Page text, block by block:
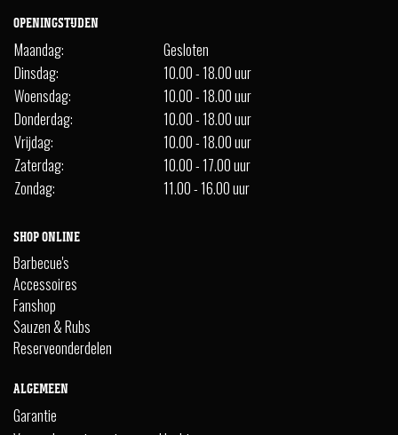
OPENINGSTIJDEN
Maandag:
Gesloten
Dinsdag:
10.00 - 18.00 uur
Woensdag:
10.00 - 18.00 uur
Donderdag:
10.00 - 18.00 uur
Vrijdag:
10.00 - 18.00 uur
Zaterdag:
10.00 - 17.00 uur
Zondag:
11.00 - 16.00 uur
SHOP ONLINE
Barbecue's
Accessoires
Fanshop
Sauzen & Rubs
Reserveonderdelen
ALGEMEEN
Garantie